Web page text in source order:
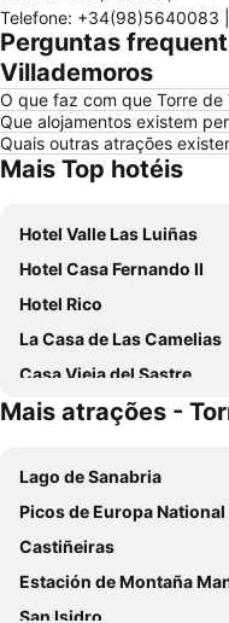
Telefone: +34(98)5640083
Perguntas
Villademoros
O que faz com que Torre de
Que alojamentos existem
Quais outras atrações
Mais Top hotéis
Hotel Valle Las Luiñas
Hotel Casa Fernando II
Hotel Rico
La Casa de Las Camelias
Casa Vieja del Sastre
Luarca Zabala
Hotel Apartamentos La
Hotel Rural Cantexos
La Regalina
El Gurugú
Hotel Dabeleira
Mais atrações -
Lago de Sanabria
Picos de Europa National
Castiñeiras
Estación de Montaña
San Isidro